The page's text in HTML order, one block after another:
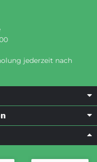
jederzeit nach